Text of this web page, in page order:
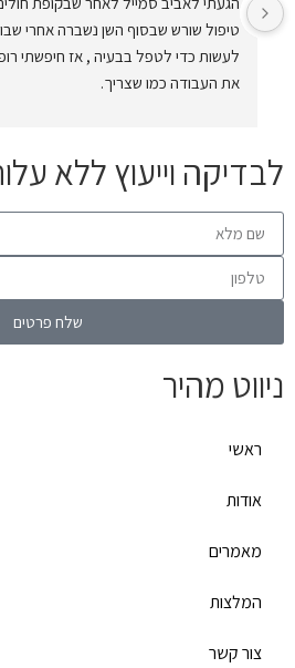
את העבודה כמו שצריך.
הייתה מאוד מהירה.
תודה רבה לצוות אביב סמייל על שירות
לבדיקה וייעוץ ללא
שלח פרטים
ניווט מהיר
ראשי
אודות
מאמרים
המלצות
צור קשר